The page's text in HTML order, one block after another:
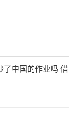
了中国的作业吗 借